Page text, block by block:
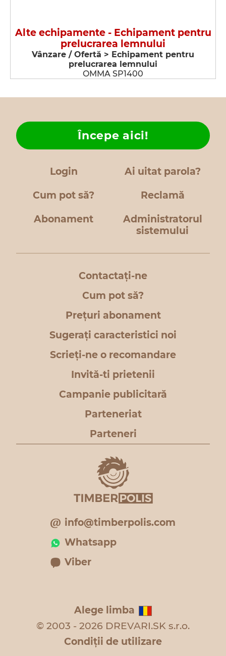
Alte echipamente - Echipament pentru
prelucrarea lemnului
Vânzare / Ofertă > Echipament pentru
prelucrarea lemnului
OMMA SP1400
Login Ai uitat parola?
Cum pot să?
Începe aici!
Reclamă
Abonament
Administratorul
sistemului
Contactați-ne
Cum pot să?
Prețuri abonament
Sugerați caracteristici noi
Scrieți-ne o recomandare
Invită-ti prietenii
Campanie publicitară
Parteneriat
Parteneri
info@timberpolis.com
Whatsapp
Viber
Alege limba
© 2003 - 2026 DREVARI.SK s.r.o.
Condiţii de utilizare